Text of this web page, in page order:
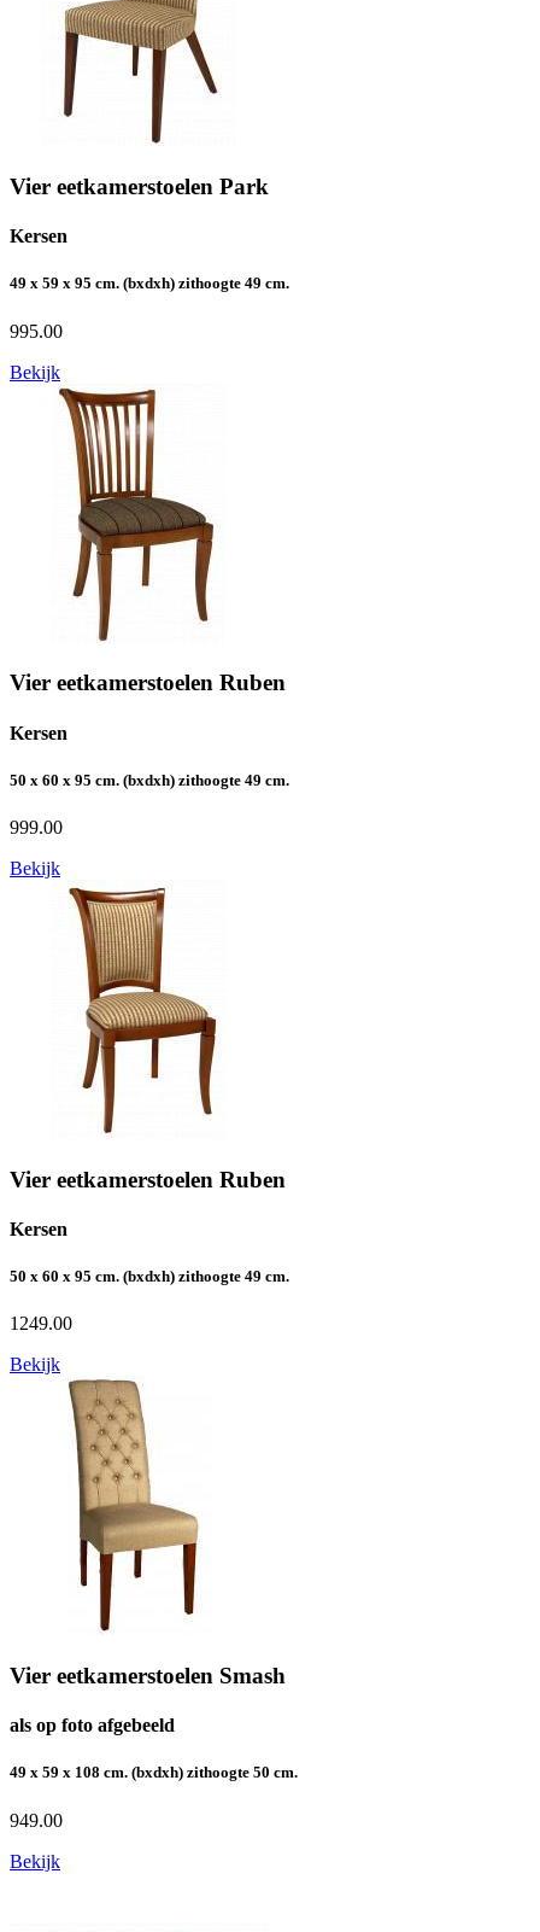
Vier eetkamerstoelen Park
Kersen
49 x 59 x 95 cm. (bxdxh) zithoogte 49 cm.
995.00
Bekijk
Vier eetkamerstoelen Ruben
Kersen
50 x 60 x 95 cm. (bxdxh) zithoogte 49 cm.
999.00
Bekijk
Vier eetkamerstoelen Ruben
Kersen
50 x 60 x 95 cm. (bxdxh) zithoogte 49 cm.
1249.00
Bekijk
Vier eetkamerstoelen Smash
als op foto afgebeeld
49 x 59 x 108 cm. (bxdxh) zithoogte 50 cm.
949.00
Bekijk